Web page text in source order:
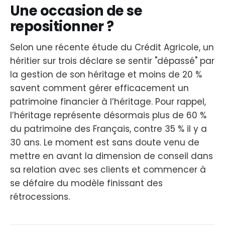
Une occasion de se
repositionner ?
Selon une récente étude du Crédit Agricole, un
héritier sur trois déclare se sentir "dépassé" par
la gestion de son héritage et moins de 20 %
savent comment gérer efficacement un
patrimoine financier à l’héritage. Pour rappel,
l’héritage représente désormais plus de 60 %
du patrimoine des Français, contre 35 % il y a
30 ans. Le moment est sans doute venu de
mettre en avant la dimension de conseil dans
sa relation avec ses clients et commencer à
se défaire du modèle finissant des
rétrocessions.